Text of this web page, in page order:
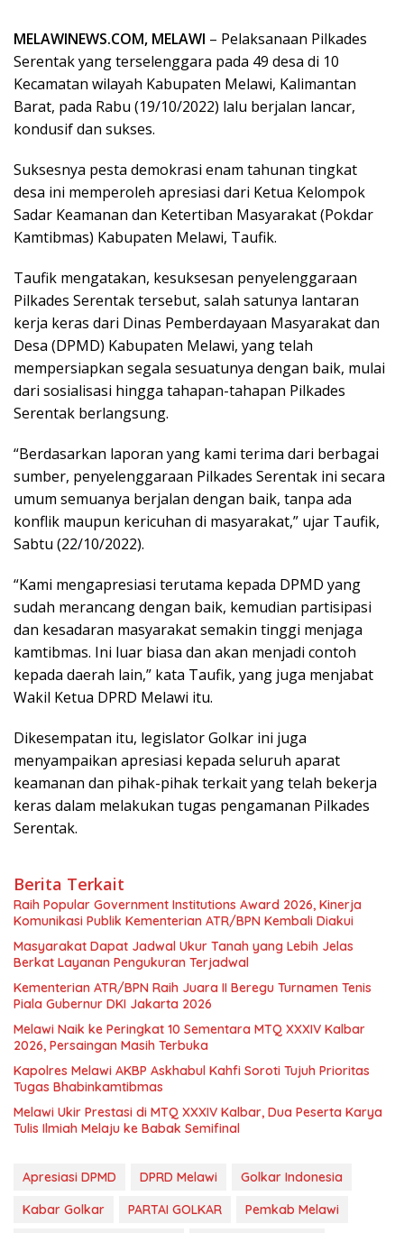
MELAWINEWS.COM, MELAWI – Pelaksanaan Pilkades
Serentak yang terselenggara pada 49 desa di 10
Kecamatan wilayah Kabupaten Melawi, Kalimantan
Barat, pada Rabu (19/10/2022) lalu berjalan lancar,
kondusif dan sukses.
Suksesnya pesta demokrasi enam tahunan tingkat
desa ini memperoleh apresiasi dari Ketua Kelompok
Sadar Keamanan dan Ketertiban Masyarakat (Pokdar
Kamtibmas) Kabupaten Melawi, Taufik.
Taufik mengatakan, kesuksesan penyelenggaraan
Pilkades Serentak tersebut, salah satunya lantaran
kerja keras dari Dinas Pemberdayaan Masyarakat dan
Desa (DPMD) Kabupaten Melawi, yang telah
mempersiapkan segala sesuatunya dengan baik, mulai
dari sosialisasi hingga tahapan-tahapan Pilkades
Serentak berlangsung.
“Berdasarkan laporan yang kami terima dari berbagai
sumber, penyelenggaraan Pilkades Serentak ini secara
umum semuanya berjalan dengan baik, tanpa ada
konflik maupun kericuhan di masyarakat,” ujar Taufik,
Sabtu (22/10/2022).
“Kami mengapresiasi terutama kepada DPMD yang
sudah merancang dengan baik, kemudian partisipasi
dan kesadaran masyarakat semakin tinggi menjaga
kamtibmas. Ini luar biasa dan akan menjadi contoh
kepada daerah lain,” kata Taufik, yang juga menjabat
Wakil Ketua DPRD Melawi itu.
Dikesempatan itu, legislator Golkar ini juga
menyampaikan apresiasi kepada seluruh aparat
keamanan dan pihak-pihak terkait yang telah bekerja
keras dalam melakukan tugas pengamanan Pilkades
Serentak.
Berita Terkait
Raih Popular Government Institutions Award 2026, Kinerja
Komunikasi Publik Kementerian ATR/BPN Kembali Diakui
Masyarakat Dapat Jadwal Ukur Tanah yang Lebih Jelas
Berkat Layanan Pengukuran Terjadwal
Kementerian ATR/BPN Raih Juara II Beregu Turnamen Tenis
Piala Gubernur DKI Jakarta 2026
Melawi Naik ke Peringkat 10 Sementara MTQ XXXIV Kalbar
2026, Persaingan Masih Terbuka
Kapolres Melawi AKBP Askhabul Kahfi Soroti Tujuh Prioritas
Tugas Bhabinkamtibmas
Melawi Ukir Prestasi di MTQ XXXIV Kalbar, Dua Peserta Karya
Tulis Ilmiah Melaju ke Babak Semifinal
Apresiasi DPMD DPRD Melawi
Golkar Indonesia
Kabar Golkar
PARTAI GOLKAR
Pemkab Melawi